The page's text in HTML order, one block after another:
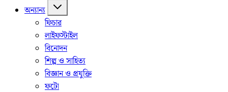
অন্যান্য
ফিচার
লাইফস্টাইল
বিনোদন
শিল্প ও সাহিত্য
বিজ্ঞান ও প্রযুক্তি
ফটো